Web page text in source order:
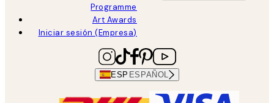
Programme
Art Awards
Iniciar sesión (Empresa)
ESP ESPAÑOL